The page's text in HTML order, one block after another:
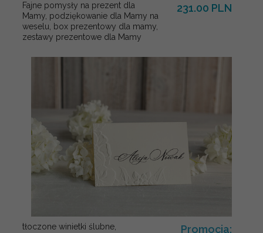
Fajne pomysły na prezent dla
Mamy, podziękowanie dla Mamy na
weselu, box prezentowy dla mamy,
zestawy prezentowe dla Mamy
231.00 PLN
tłoczone winietki ślubne,
Promocja: